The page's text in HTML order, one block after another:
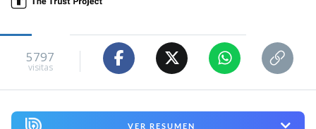
5797
visitas
VER RESUMEN